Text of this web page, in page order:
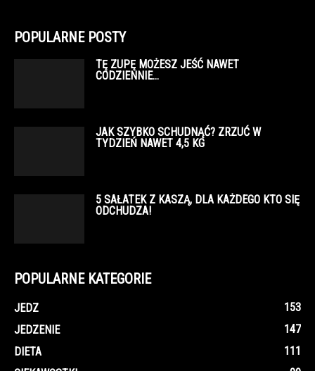
POPULARNE POSTY
TĘ ZUPĘ MOŻESZ JEŚĆ NAWET
CODZIENNIE…
JAK SZYBKO SCHUDNĄĆ? ZRZUĆ W
TYDZIEŃ NAWET 4,5 KG
5 SAŁATEK Z KASZĄ, DLA KAŻDEGO KTO SIĘ
ODCHUDZA!
POPULARNE KATEGORIE
JEDZ
153
JEDZENIE
147
DIETA
111